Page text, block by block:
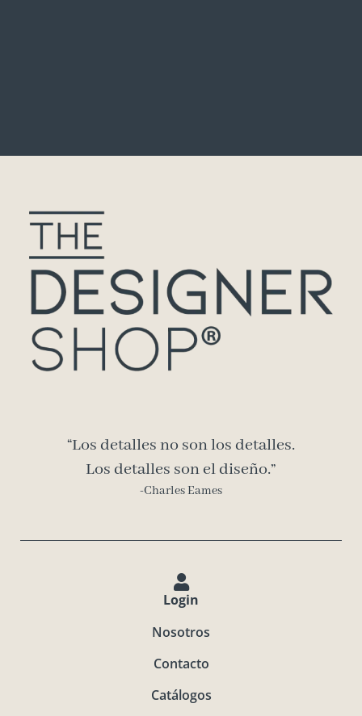
“Los detalles no son los detalles.
Los detalles son el diseño.”
-Charles Eames
Login
Nosotros
Contacto
Catálogos